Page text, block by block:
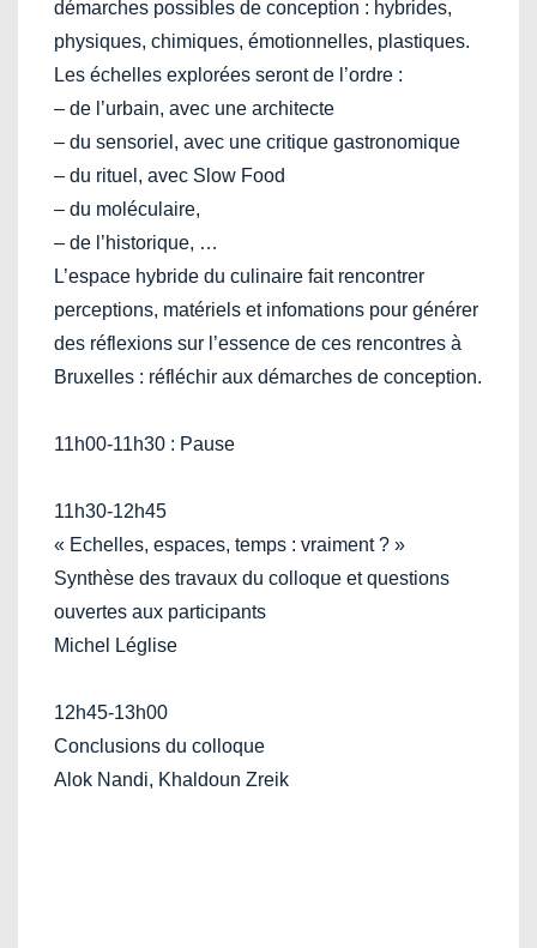
démarches possibles de conception : hybrides,
physiques, chimiques, émotionnelles, plastiques.
Les échelles explorées seront de l’ordre :
– de l’urbain, avec une architecte
– du sensoriel, avec une critique gastronomique
– du rituel, avec Slow Food
– du moléculaire,
– de l’historique, …
L’espace hybride du culinaire fait rencontrer
perceptions, matériels et infomations pour générer
des réflexions sur l’essence de ces rencontres à
Bruxelles : réfléchir aux démarches de conception.
11h00-11h30 : Pause
11h30-12h45
« Echelles, espaces, temps : vraiment ? »
Synthèse des travaux du colloque et questions
ouvertes aux participants
Michel Léglise
12h45-13h00
Conclusions du colloque
Alok Nandi, Khaldoun Zreik